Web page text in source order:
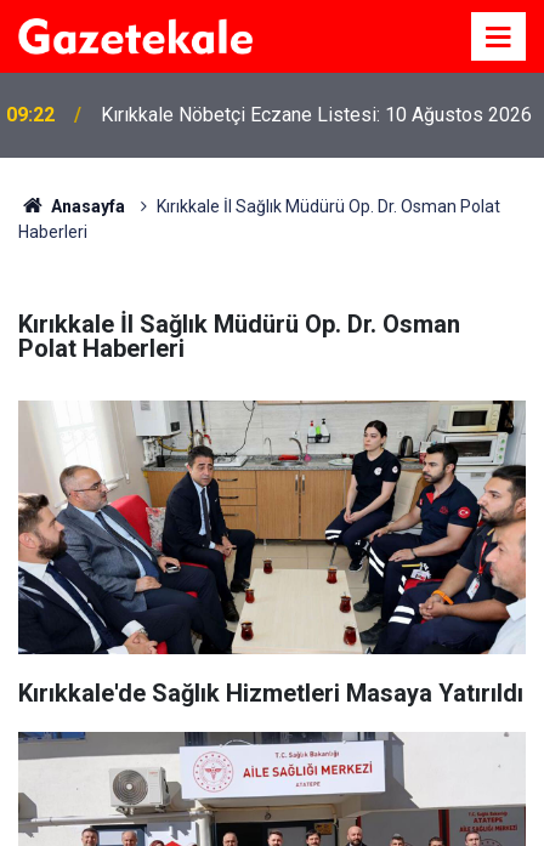
09:22 Kırıkkale Nöbetçi Eczane Listesi: 10 Ağustos 2026
Anasayfa
Kırıkkale İl Sağlık Müdürü Op. Dr. Osman Polat
Haberleri
Kırıkkale İl Sağlık Müdürü Op. Dr. Osman
Polat Haberleri
Kırıkkale'de Sağlık Hizmetleri Masaya Yatırıldı